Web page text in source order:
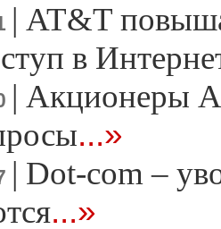
| AT&T
в
| Акционеры
...»
| Dot-com –
...»